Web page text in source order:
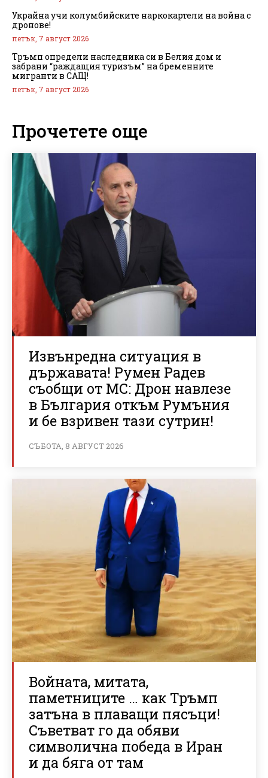
Украйна учи колумбийските наркокартели на война с
дронове!
петък, 7 август 2026
Тръмп определи наследника си в Белия дом и
забрани “раждащия туризъм” на бременните
мигранти в САЩ!
петък, 7 август 2026
Прочетете още
Извънредна ситуация в
държавата! Румен Радев
съобщи от МС: Дрон навлезе
в България откъм Румъния
и бе взривен тази сутрин!
СЪБОТА, 8 АВГУСТ 2026
Войната, митата,
паметниците … как Тръмп
затъна в плаващи пясъци!
Съветват го да обяви
символична победа в Иран
и да бяга от там